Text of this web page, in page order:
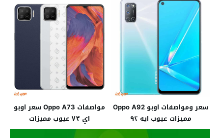
سعر ومواصفات اوبو Oppo A92
مميزات عيوب ايه ٩٢
مواصفات Oppo A73 سعر اوبو
اي ٧٣ عيوب مميزات